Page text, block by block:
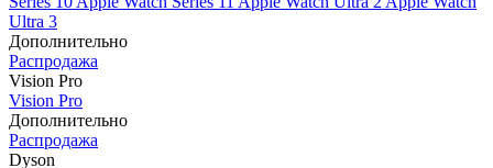
Ultra 3
Дополнительно
Распродажа
Vision Pro
Vision Pro
Дополнительно
Распродажа
Dyson